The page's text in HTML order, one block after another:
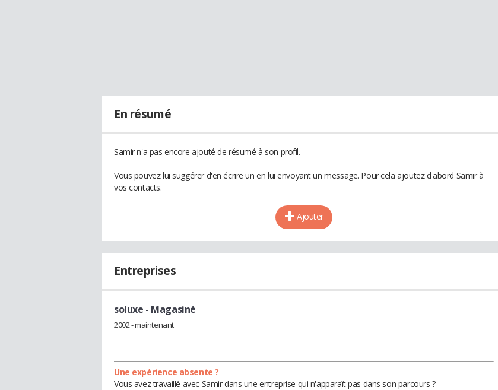
En résumé
Samir n'a pas encore ajouté de résumé à son profil.
Vous pouvez lui suggérer d'en écrire un en lui envoyant un message. Pour cela ajoutez d'abord Samir à
vos contacts.
Ajouter
Entreprises
soluxe - Magasiné
2002 - maintenant
Une expérience absente ?
Vous avez travaillé avec Samir dans une entreprise qui n'apparaît pas dans son parcours ?